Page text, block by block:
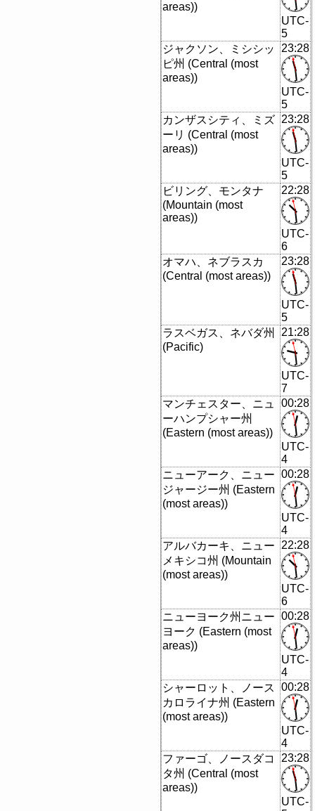
areas))
UTC-
5
ジャクソン、ミシシッ
ピ州 (Central (most
areas))
23:28
UTC-
5
カンザスシティ、ミズ
ーリ (Central (most
areas))
23:28
UTC-
5
ビリング、モンタナ
(Mountain (most
areas))
22:28
UTC-
6
オマハ、ネブラスカ
(Central (most areas))
23:28
UTC-
5
ラスベガス、ネバダ州
(Pacific)
21:28
UTC-
7
マンチェスター、ニュ
ーハンプシャー州
(Eastern (most areas))
00:28
UTC-
4
ニューアーク、ニュー
ジャージー州 (Eastern
(most areas))
00:28
UTC-
4
アルバカーキ、ニュー
メキシコ州 (Mountain
(most areas))
22:28
UTC-
6
ニューヨーク州ニュー
ヨーク (Eastern (most
areas))
00:28
UTC-
4
シャーロット、ノース
カロライナ州 (Eastern
(most areas))
00:28
UTC-
4
ファーゴ、ノースダコ
タ州 (Central (most
areas))
23:28
UTC-